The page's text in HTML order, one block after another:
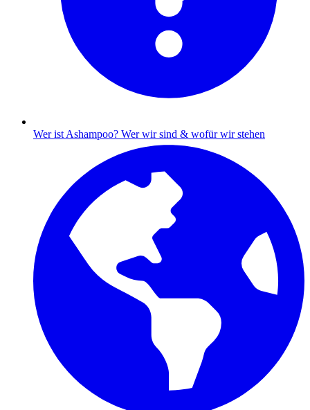
Wer ist Ashampoo? Wer wir sind & wofür wir stehen